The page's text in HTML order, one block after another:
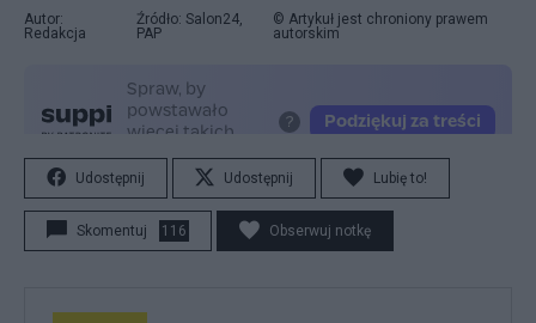
Autor:
Redakcja
Źródło: Salon24,
PAP
© Artykuł jest chroniony prawem
autorskim
Udostępnij Udostępnij Lubię to!
Skomentuj 116 Obserwuj notkę